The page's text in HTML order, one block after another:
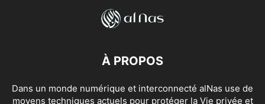
À PROPOS
Dans un monde numérique et interconnecté alNas use de
moyens techniques actuels pour protéger la Vie privée et